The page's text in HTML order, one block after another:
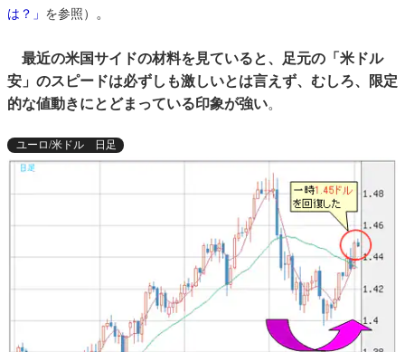
は？」 を参照） 。
最近の米国サイドの材料を見ていると、足元の「米ドル
安」のスピードは必ずしも激しいとは言えず、むしろ、限定
的な値動きにとどまっている印象が強い。
ユーロ/米ドル 日足